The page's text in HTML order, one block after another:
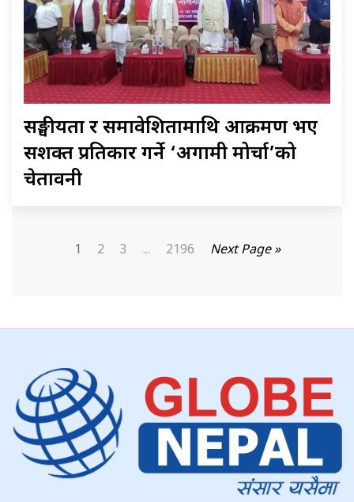
सङ्घीयता र समावेशितामाथि आक्रमण भए
सशक्त प्रतिकार गर्ने ‘अग्रगामी मोर्चा’को
चेतावनी
1 2 3 ... 2196 Next Page »